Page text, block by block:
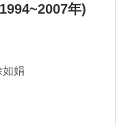
年)
如娟